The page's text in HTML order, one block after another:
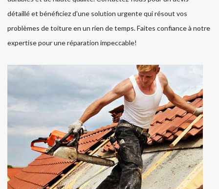
détaillé et bénéficiez d'une solution urgente qui résout vos
problèmes de toiture en un rien de temps. Faites confiance à notre
expertise pour une réparation impeccable!